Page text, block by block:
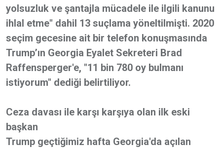
yolsuzluk ve şantajla mücadele ile ilgili kanunu
ihlal etme" dahil 13 suçlama yöneltilmişti. 2020
seçim gecesine ait bir telefon konuşmasında
Trump’ın Georgia Eyalet Sekreteri Brad
Raffensperger'e, "11 bin 780 oy bulmanı
istiyorum" dediği belirtiliyor.
Ceza davası ile karşı karşıya olan ilk eski
başkan
Trump geçtiğimiz hafta Georgia'da açılan